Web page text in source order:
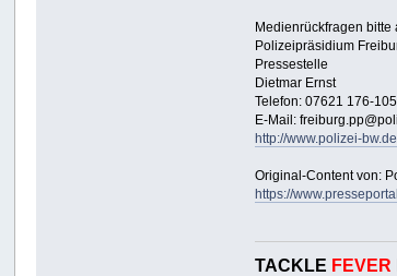
Medienrückfragen bitte
Polizeipräsidium
Pressestelle
Dietmar Ernst
Telefon: 07621 176-105
E-Mail:
http://www.polizei-
Original-Content von:
https://
TACKLE FEVER